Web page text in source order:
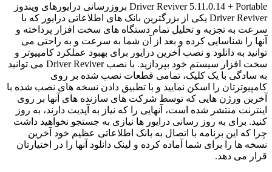
Driver Reviver 5.11.0.14 + Portable بروزرسانی درایورهای ویندوز
Driver Reviver یکی از بزرگترین بانک های اطلاعاتی درایور که با
سرعت به تجزیه و تحلیل تمام دستگاه های سخت افزار پرداخته و
آنها را شناسایی کرده و بعد از آن شما به سرعت و به راحتی می
توانید به دانلود و نصب آخرین درایور برای بهبود عملکرد کامپیوتر و
سخت افزار سیستم خود بپردازید. با نصب Driver Reviver می توانید
به سادگی با یک کلیک، تمامی قطعات نصب شده بر روی
کامپیوترتان را اسکن نمایید و با تطبیق دادن نسخه های نصب شده با
آخرین ورژن هایی که توسط شرکت های سازنده های آنها بر روی
اینترنت منتشر شده است، آنهایی را که نیاز به آپدیت دارند، به روز
کنید. برای به روز رسانی درایور ها نیازی به جستجو نخواهید داشت
چرا که این برنامه با اتصال به بانک اطلاعاتی عظیم خود آخرین
نسخه ها را برای شما آماده کرده و لینک دانلود آنها را در اختیارتان
قرار می دهد.